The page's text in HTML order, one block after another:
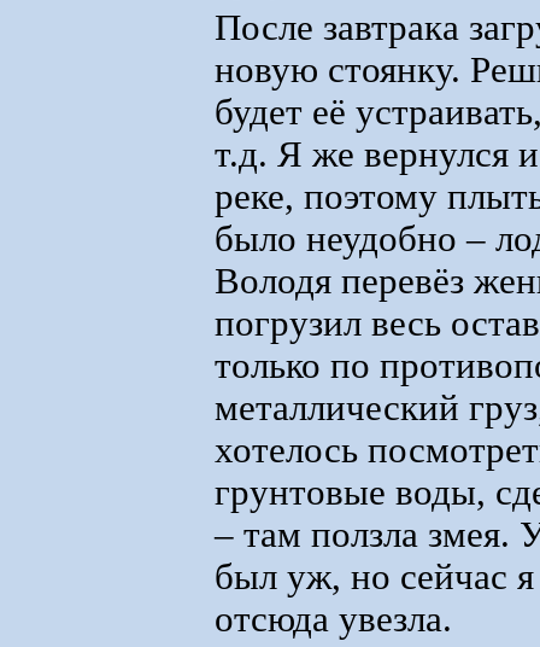
После завтрака
новую стоянку.
будет её
т.д. Я же вернулся
реке, поэтому
было неудобно –
Володя перевёз
погрузил весь
только по
металлический
хотелось
грунтовые воды,
– там ползла змея.
был уж, но сейчас
отсюда увезла.